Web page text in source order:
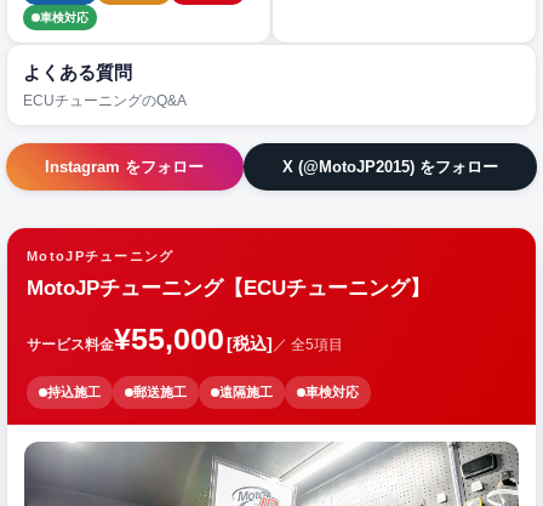
車検対応
よくある質問
ECUチューニングのQ&A
Instagram をフォロー X (@MotoJP2015) をフォロー
MotoJPチューニング
MotoJPチューニング【ECUチューニング】
サービス料金¥55,000[税込] ／ 全5項目
持込施工 郵送施工 遠隔施工 車検対応